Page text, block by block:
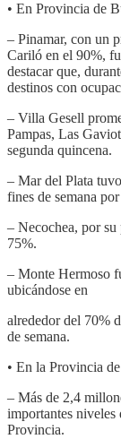
• En Provincia de
– Pinamar, con un
Cariló en el 90%,
destacar que,
destinos con
– Villa Gesell
Pampas, Las
segunda quincena.
– Mar del Plata
fines de semana
– Necochea, por
75%.
– Monte Hermoso
ubicándose en
alrededor del 70%
de semana.
• En la Provincia
– Más de 2,4
importantes niveles
Provincia.